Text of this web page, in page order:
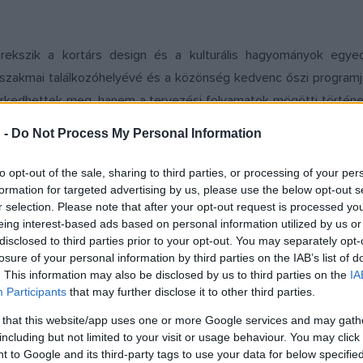
- Do Not Process My Personal Information
opt-out of the sale, sharing to third parties, or processing of your
for targeted advertising by us, please use the below opt-out
selection. Please note that after your opt-out request is processed
interest-based ads based on personal information utilized by us
to third parties prior to your opt-out. You may separately
of your personal information by third parties on the IAB’s list of
This information may also be disclosed by us to third parties on the
Participants that may further disclose it to other third parties.
that this website/app uses one or more Google services and may
but not limited to your visit or usage behaviour. You may
to Google and its third-party tags to use your data for below
a kortárs design és a kulturális hagyományok
találkozóhelyévé és a közönség kedvenc őszi
meg, hanem a tervezési folyamatok mögötti
összekapcsolódjon a múlt értékeivel, modern formában
épületei és terei mindig különleges hátteret
pályaudvar műemlék tereiben ismerhették meg a
élményt, hanem azok számára is, akik
számos neves nemzetközi és hazai tervezőt hozott el a
A kiállítás minden évben bemutatta, hogyan
innováció és a kulturális sokszínűség fontosságát. A
még szélesebb körben sikerült terjeszteni a hazai